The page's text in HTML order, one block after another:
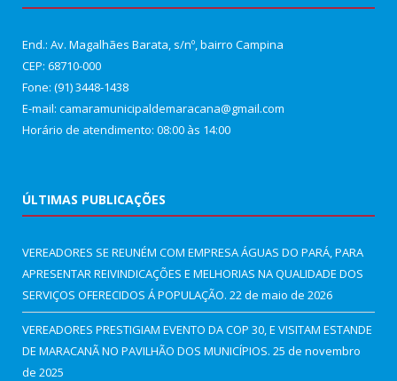
End.: Av. Magalhães Barata, s/nº, bairro Campina
CEP: 68710-000
Fone: (91) 3448-1438
E-mail: camaramunicipaldemaracana@gmail.com
Horário de atendimento: 08:00 às 14:00
ÚLTIMAS PUBLICAÇÕES
VEREADORES SE REUNÉM COM EMPRESA ÁGUAS DO PARÁ, PARA
APRESENTAR REIVINDICAÇÕES E MELHORIAS NA QUALIDADE DOS
SERVIÇOS OFERECIDOS Á POPULAÇÃO. 22 de maio de 2026
VEREADORES PRESTIGIAM EVENTO DA COP 30, E VISITAM ESTANDE
DE MARACANÃ NO PAVILHÃO DOS MUNICÍPIOS. 25 de novembro
de 2025